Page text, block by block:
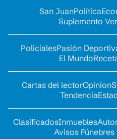
San JuanPolítica
Suplemento
PolicialesPasión
El Mundo
Cartas del lectorOpinion
Tendencia
ClasificadosInmuebles
Avisos